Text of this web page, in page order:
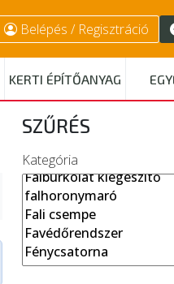
Belépés / Regisztráció
KERTI ÉPÍTŐANYAG
SZŰRÉS
Kategória